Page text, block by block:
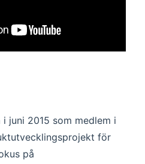
juni 2015 som medlem i
för
på